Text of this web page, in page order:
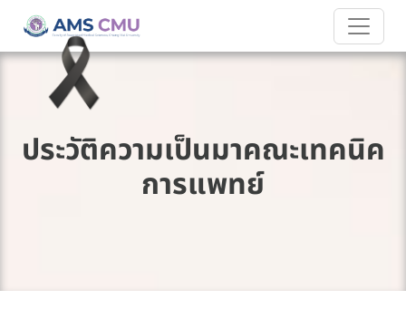
ประวัติความเป็นมาคณะเทคนิค
การแพทย์